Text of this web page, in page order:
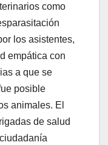
como
los asistentes,
empática con
a que se
posible
animales. El
de salud